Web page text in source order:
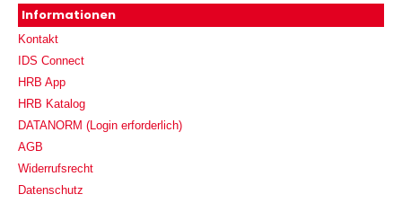
Informationen
Kontakt
IDS Connect
HRB App
HRB Katalog
DATANORM (Login erforderlich)
AGB
Widerrufsrecht
Datenschutz